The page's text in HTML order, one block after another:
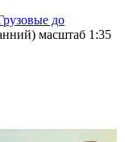
до
масштаб 1:35